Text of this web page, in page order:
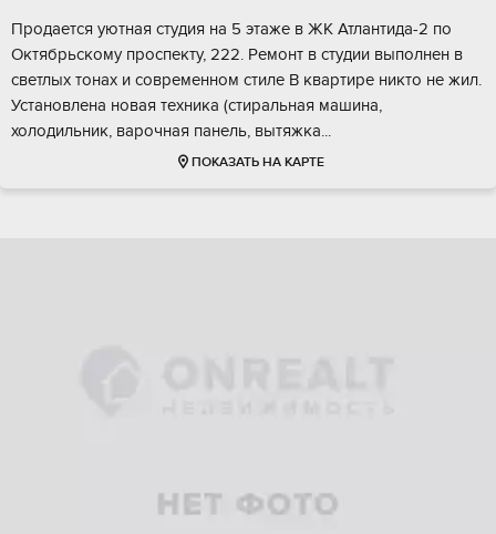
Продается уютная студия на 5 этаже в ЖК Атлантида-2 по
Октябрьскому проспекту, 222. Ремонт в студии выполнен в
светлых тонах и современном стиле В квартире никто не жил.
Установлена новая техника (стиральная машина,
холодильник, варочная панель, вытяжка...
ПОКАЗАТЬ НА КАРТЕ